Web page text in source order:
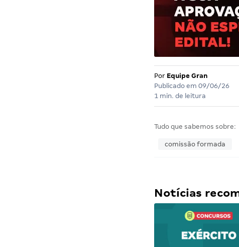
Por Equipe Gran
Publicado em 09/06/26
1 min. de leitura
Tudo que sabemos sobre:
comissão formada
Notícias